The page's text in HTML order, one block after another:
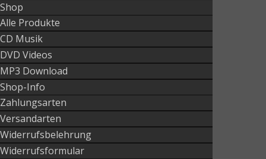
Shop
Alle Produkte
CD Musik
DVD Videos
MP3 Download
Shop-Info
Zahlungsarten
Versandarten
Widerrufsbelehrung
Widerrufsformular